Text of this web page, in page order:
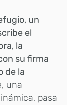
un
el
la
su firma
de la
una
pasa